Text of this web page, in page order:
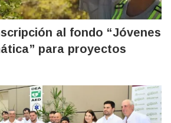
al fondo “Jóvenes
para proyectos